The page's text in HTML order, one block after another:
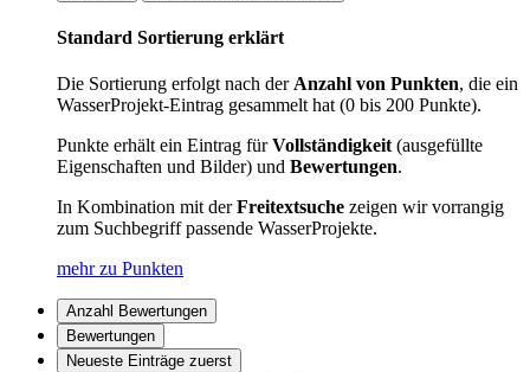
Standard Sortierung erklärt
Die Sortierung erfolgt nach der Anzahl von Punkten, die ein
WasserProjekt-Eintrag gesammelt hat (0 bis 200 Punkte).
Punkte erhält ein Eintrag fürVollständigkeit (ausgefüllte
Eigenschaften und Bilder) und Bewertungen.
In Kombination mit derFreitextsuche zeigen wir vorrangig
zum Suchbegriff passende WasserProjekte.
mehr zu Punkten
Anzahl Bewertungen
Bewertungen
Neueste Einträge zuerst